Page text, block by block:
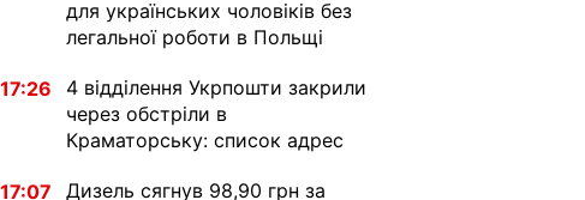
для українських чоловіків без
легальної роботи в Польщі
17:26
4 відділення Укрпошти закрили
через обстріли в
Краматорську: список адрес
17:07
Дизель сягнув 98,90 грн за